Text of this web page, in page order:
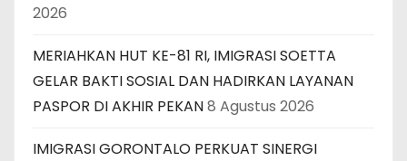
2026
MERIAHKAN HUT KE-81 RI, IMIGRASI SOETTA
GELAR BAKTI SOSIAL DAN HADIRKAN LAYANAN
PASPOR DI AKHIR PEKAN8 Agustus 2026
IMIGRASI GORONTALO PERKUAT SINERGI